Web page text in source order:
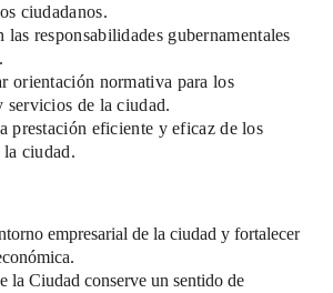
ciudadanos.
responsabilidades gubernamentales
orientación normativa para los
servicios de la ciudad.
prestación eficiente y eficaz de los
ciudad.
empresarial de la ciudad y fortalecer
la Ciudad conserve un sentido de